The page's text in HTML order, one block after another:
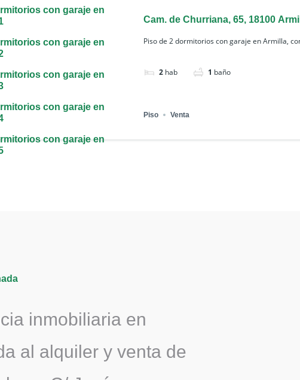
Cam. de Churriana, 65, 18100
Piso de 2 dormitorios con garaje en Armilla,
2 hab 1 baño
Piso Venta
inmobiliaria en
al alquiler y venta de